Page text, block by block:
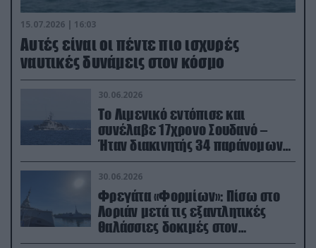
15.07.2026 | 16:03
Aυτές είναι οι πέντε πιο ισχυρές
ναυτικές δυνάμεις στον κόσμο
30.06.2026
Το Λιμενικό εντόπισε και
συνέλαβε 17χρονο Σουδανό –
Ήταν διακινητής 34 παράνομων
μεταναστών
30.06.2026
Φρεγάτα «Φορμίων»: Πίσω στο
Λοριάν μετά τις εξαντλητικές
θαλάσσιες δοκιμές στον
απαιτητικό Βισκαϊκό